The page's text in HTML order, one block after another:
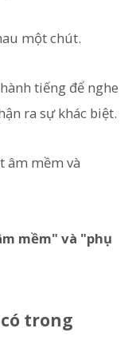
một chút.
tiếng để nghe
ra sự khác biệt.
âm mềm và
mềm" và "phụ
trong